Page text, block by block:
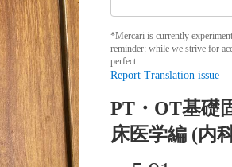
*Mercari is currently
reminder: while we strive for
perfect.
Report Translation issue
PT・OT基礎
床医学編 (内